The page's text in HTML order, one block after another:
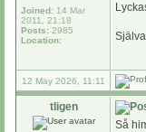
Joined: 14 Mar
2011, 21:18
Posts: 2985
Location:
12 May 2026, 11:11
tligen
Så